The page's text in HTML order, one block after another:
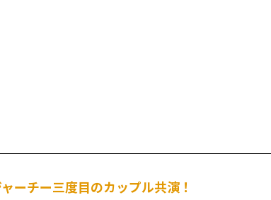
チー三度目のカップル共演！